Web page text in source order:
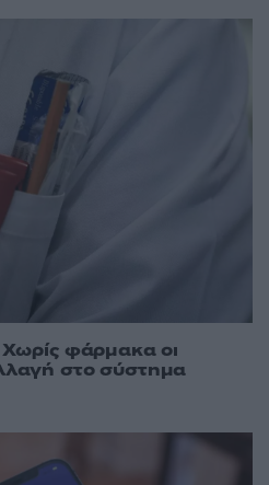
Χωρίς φάρμακα οι
στο σύστημα